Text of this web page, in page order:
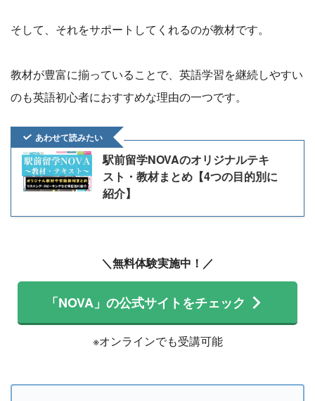
そして、それをサポートしてくれるのが教材です。
教材が豊富に揃っていることで、英語学習を継続しやすい
のも英語初心者におすすめな理由の一つです。
あわせて読みたい
駅前留学NOVAのオリジナルテキ
スト・教材まとめ【4つの目的別に
紹介】
＼無料体験実施中！／
「NOVA」の公式サイトをチェック
※オンラインでも受講可能